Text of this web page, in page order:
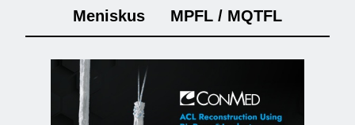
Meniskus MPFL / MQTFL